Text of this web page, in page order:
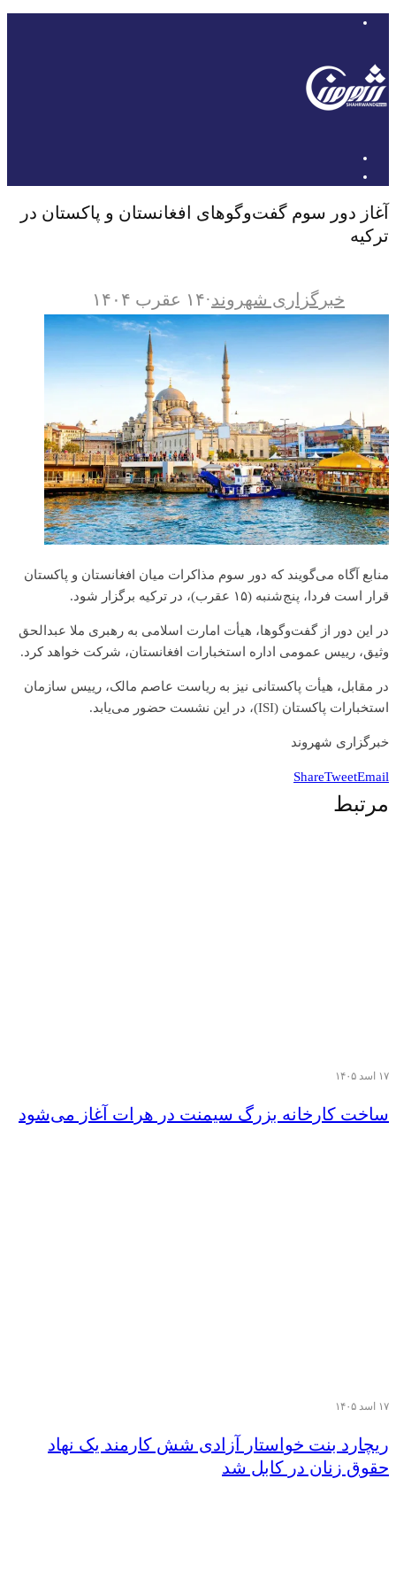
آغاز دور سوم گفت‌وگوهای افغانستان و پاکستان در
ترکیه
خبرگزاری شهروند·۱۴ عقرب ۱۴۰۴
منابع آگاه می‌گویند که دور سوم مذاکرات میان افغانستان و پاکستان
قرار است فردا، پنج‌شنبه (۱۵ عقرب)، در ترکیه برگزار شود.
در این دور از گفت‌وگوها، هیأت امارت اسلامی به رهبری ملا عبدالحق
وثیق، رییس عمومی اداره استخبارات افغانستان، شرکت خواهد کرد.
در مقابل، هیأت پاکستانی نیز به ریاست عاصم مالک، رییس سازمان
استخبارات پاکستان (ISI)، در این نشست حضور می‌یابد.
خبرگزاری شهروند
ShareTweetEmail
مرتبط
۱۷ اسد ۱۴۰۵
ساخت کارخانه بزرگ سیمنت در هرات آغاز می‌شود
۱۷ اسد ۱۴۰۵
ریچارد بنت خواستار آزادی شش کارمند یک نهاد
حقوق زنان در کابل شد